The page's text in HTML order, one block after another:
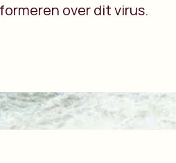
over dit virus.